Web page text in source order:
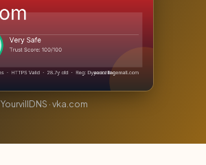
YourvillDNS · vka.com